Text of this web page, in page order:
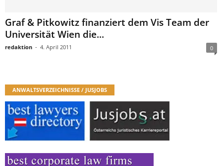
Graf & Pitkowitz finanziert dem Vis Team der
Universität Wien die...
redaktion - 4. April 2011 0
ANWALTSVERZEICHNISSE / JUSJOBS